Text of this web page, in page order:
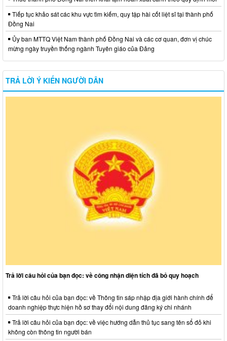
Tiếp tục khảo sát các khu vực tìm kiếm, quy tập hài cốt liệt sĩ tại thành phố
Đồng Nai
Ủy ban MTTQ Việt Nam thành phố Đồng Nai và các cơ quan, đơn vị chúc
mừng ngày truyền thống ngành Tuyên giáo của Đảng
TRẢ LỜI Ý KIẾN NGƯỜI DÂN
Trả lời câu hỏi của bạn đọc: về công nhận diện tích đã bỏ quy hoạch
Trả lời câu hỏi của bạn đọc: về Thông tin sáp nhập địa giới hành chính để
doanh nghiệp thực hiện hồ sơ thay đổi nội dung đăng ký chi nhánh
Trả lời câu hỏi của bạn đọc: về việc hướng dẫn thủ tục sang tên sổ đỏ khi
không còn thông tin người bán